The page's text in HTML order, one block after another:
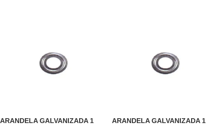
ARANDELA GALVANIZADA 1
ARANDELA GALVANIZADA 1